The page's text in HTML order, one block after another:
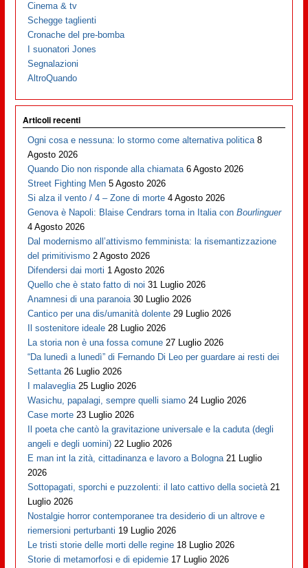
Cinema & tv
Schegge taglienti
Cronache del pre-bomba
I suonatori Jones
Segnalazioni
AltroQuando
Articoli recenti
Ogni cosa e nessuna: lo stormo come alternativa politica 8
Agosto 2026
Quando Dio non risponde alla chiamata 6 Agosto 2026
Street Fighting Men 5 Agosto 2026
Si alza il vento / 4 – Zone di morte 4 Agosto 2026
Genova è Napoli: Blaise Cendrars torna in Italia conBourlinguer
4 Agosto 2026
Dal modernismo all’attivismo femminista: la risemantizzazione
del primitivismo 2 Agosto 2026
Difendersi dai morti 1 Agosto 2026
Quello che è stato fatto di noi 31 Luglio 2026
Anamnesi di una paranoia 30 Luglio 2026
Cantico per una dis/umanità dolente 29 Luglio 2026
Il sostenitore ideale 28 Luglio 2026
La storia non è una fossa comune 27 Luglio 2026
“Da lunedì a lunedì” di Fernando Di Leo per guardare ai resti dei
Settanta 26 Luglio 2026
I malaveglia 25 Luglio 2026
Wasichu, papalagi, sempre quelli siamo 24 Luglio 2026
Case morte 23 Luglio 2026
Il poeta che cantò la gravitazione universale e la caduta (degli
angeli e degli uomini) 22 Luglio 2026
E man int la zità, cittadinanza e lavoro a Bologna 21 Luglio
2026
Sottopagati, sporchi e puzzolenti: il lato cattivo della società 21
Luglio 2026
Nostalgie horror contemporanee tra desiderio di un altrove e
riemersioni perturbanti 19 Luglio 2026
Le tristi storie delle morti delle regine 18 Luglio 2026
Storie di metamorfosi e di epidemie 17 Luglio 2026